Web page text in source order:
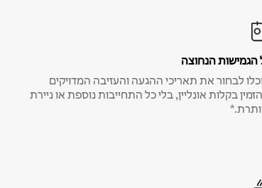
הגמישות הנחוצה
לבחור את תאריכי ההגעה והעזיבה המדויקים
בקלות אונליין, בלי כל התחייבות נוספת או ניירת